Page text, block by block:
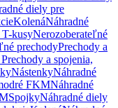
diely pre
KolenáNáhradné
T-kusyNerozoberateľné
prechodyPrechody a
a spojenia,
NástenkyNáhradné
FKMNáhradné
SpojkyNáhradné diely